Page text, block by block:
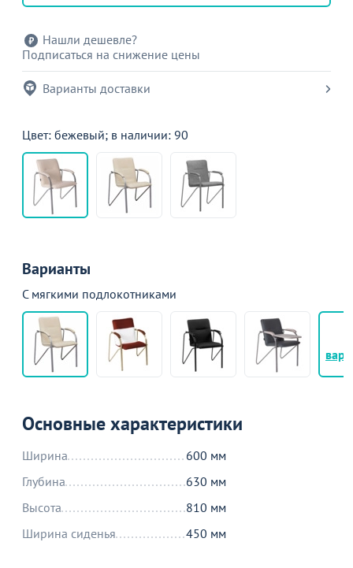
Нашли дешевле?
Подписаться на снижение цены
Варианты доставки
Цвет: бежевый; в наличии: 90
Варианты
С мягкими подлокотниками
Основные характеристики
Ширина
600 мм
Глубина
630 мм
Высота
810 мм
Ширина сиденья
450 мм